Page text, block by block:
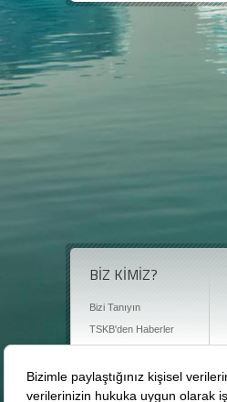
BİZ KİMİZ?
Bizi Tanıyın
TSKB'den Haberler
Basın Odası
Bize Ulaşın